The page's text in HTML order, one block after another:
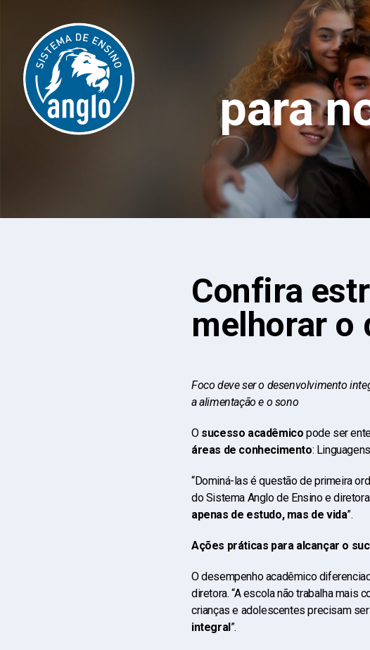
para
Confira
melhorar o
Foco deve ser o desenvolvimento
a alimentação e o sono
O sucesso acadêmico pode ser
áreas de conhecimento:
“Dominá-las é questão de primeira
do Sistema Anglo de Ensino e
apenas de estudo, mas de vida”.
Ações práticas para alcançar o
O desempenho acadêmico
diretora. “A escola não trabalha mais
crianças e adolescentes precisam
integral”.